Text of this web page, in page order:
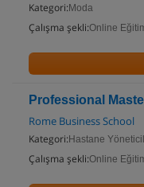
Kategori: Moda
Çalışma şekli:Online
Professional
Rome Business School
Kategori: Hastane
Çalışma şekli:Online